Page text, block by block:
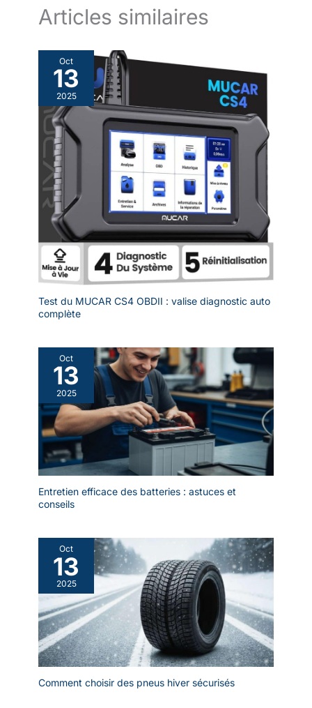
Articles similaires
Oct
13
2025
Test du MUCAR CS4 OBDII : valise diagnostic auto
complète
Oct
13
2025
Entretien efficace des batteries : astuces et
conseils
Oct
13
2025
Comment choisir des pneus hiver sécurisés